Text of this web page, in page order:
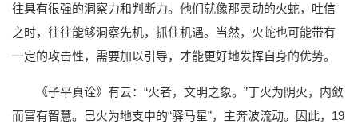
往具有很强的洞察力和判断力。他们就像那灵动的火蛇，吐信
之时，往往能够洞察先机，抓住机遇。当然，火蛇也可能带有
一定的攻击性，需要加以引导，才能更好地发挥自身的优势。
《子平真诠》有云：“火者，文明之象。”丁火为阴火，内敛
而富有智慧。巳火为地支中的“驿马星”，主奔波流动。因此，19